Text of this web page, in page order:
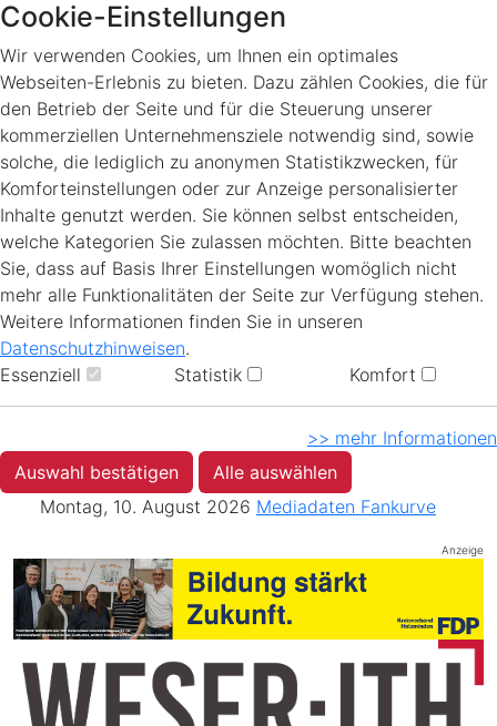
Cookie-Einstellungen
Wir verwenden Cookies, um Ihnen ein optimales
Webseiten-Erlebnis zu bieten. Dazu zählen Cookies, die für
den Betrieb der Seite und für die Steuerung unserer
kommerziellen Unternehmensziele notwendig sind, sowie
solche, die lediglich zu anonymen Statistikzwecken, für
Komforteinstellungen oder zur Anzeige personalisierter
Inhalte genutzt werden. Sie können selbst entscheiden,
welche Kategorien Sie zulassen möchten. Bitte beachten
Sie, dass auf Basis Ihrer Einstellungen womöglich nicht
mehr alle Funktionalitäten der Seite zur Verfügung stehen.
Weitere Informationen finden Sie in unseren
Datenschutzhinweisen.
Essenziell
Statistik Komfort
>> mehr Informationen
Auswahl bestätigen
Alle auswählen
Montag, 10. August 2026 Mediadaten Fankurve
Anzeige